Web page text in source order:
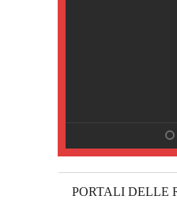
PORTALI DELLE